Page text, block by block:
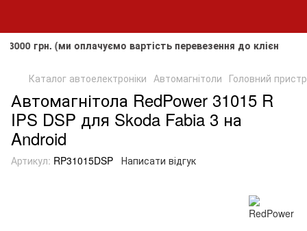
оплачуємо вартість перевезення до клієнта, але не
Каталог автоелектроніки Автомагнітоли Головний
Автомагнітола RedPower 31015 R
IPS DSP для Skoda Fabia 3 на
Android
Артикул: RP31015DSP Написати відгук